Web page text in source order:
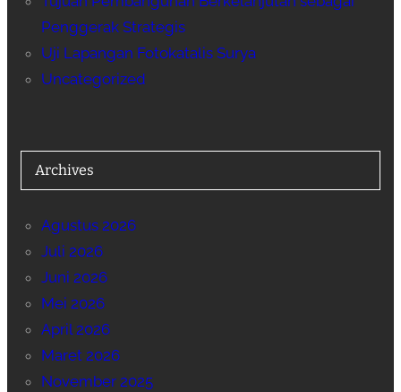
Penggerak Strategis
Uji Lapangan Fotokatalis Surya
Uncategorized
Archives
Agustus 2026
Juli 2026
Juni 2026
Mei 2026
April 2026
Maret 2026
November 2025